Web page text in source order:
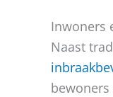
Inwoners
Naast